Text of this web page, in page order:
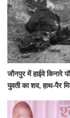
जौनपुर में हाईवे किनारे
युवती का शव, हाथ-पैर